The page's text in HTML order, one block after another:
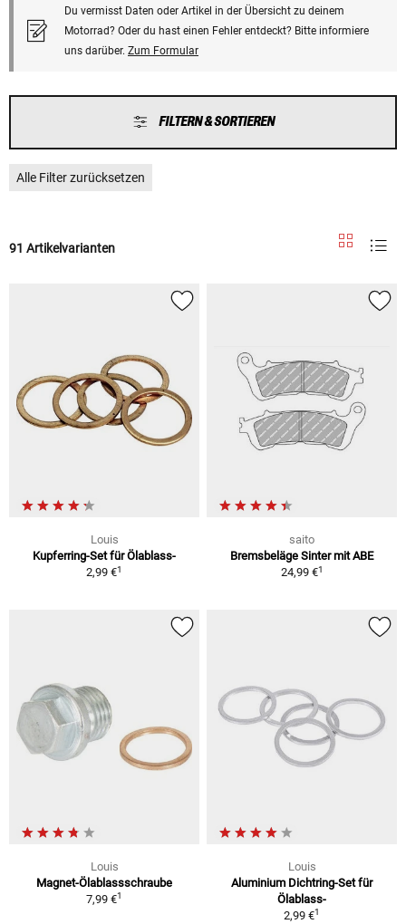
Du vermisst Daten oder Artikel in der Übersicht zu deinem
Motorrad? Oder du hast einen Fehler entdeckt? Bitte informiere
uns darüber. Zum Formular
FILTERN & SORTIEREN
Alle Filter zurücksetzen
91 Artikelvarianten
Louis
Kupferring-Set für Ölablass-
2,99 €1
saito
Bremsbeläge Sinter mit ABE
24,99 €1
Louis
Magnet-Ölablassschraube
7,99 €1
Louis
Aluminium Dichtring-Set für
Ölablass-
2,99 €1